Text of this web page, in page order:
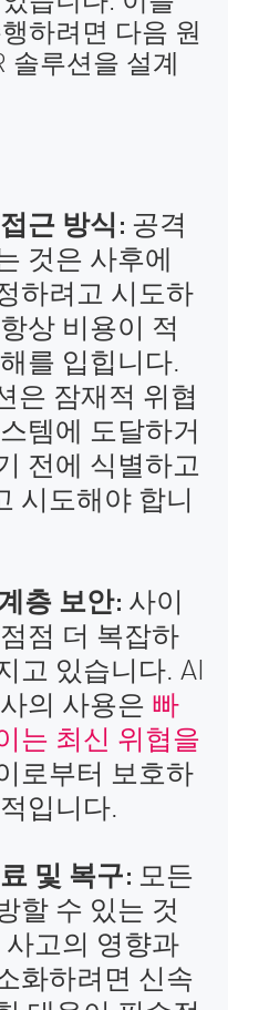
하려면 다음 원
솔루션을 설계
근 방식: 공격
것은 사후에
하려고 시도하
상 비용이 적
를 입힙니다.
은 잠재적 위협
템에 도달하거
전에 식별하고
시도해야 합니
층 보안: 사이
점 더 복잡하
고 있습니다. AI
의 사용은 빠
는 최신 위협을
로부터 보호하
입니다.
및 복구: 모든
할 수 있는 것
고의 영향과
화하려면 신속